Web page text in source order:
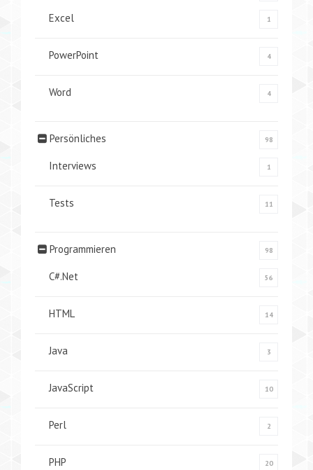
Excel 1
PowerPoint 4
Word 4
Persönliches 98
Interviews 1
Tests 11
Programmieren 98
C#.Net 56
HTML 14
Java 3
JavaScript 10
Perl 2
PHP 20